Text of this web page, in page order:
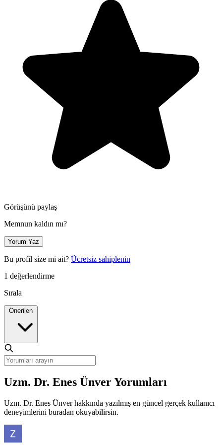
Görüşünü paylaş
Memnun kaldın mı?
Yorum Yaz
Bu profil size mi ait? Ücretsiz sahiplenin
1 değerlendirme
Sırala
Uzm. Dr. Enes Ünver Yorumları
Uzm. Dr. Enes Ünver hakkında yazılmış en güncel gerçek kullanıcı
deneyimlerini buradan okuyabilirsin.